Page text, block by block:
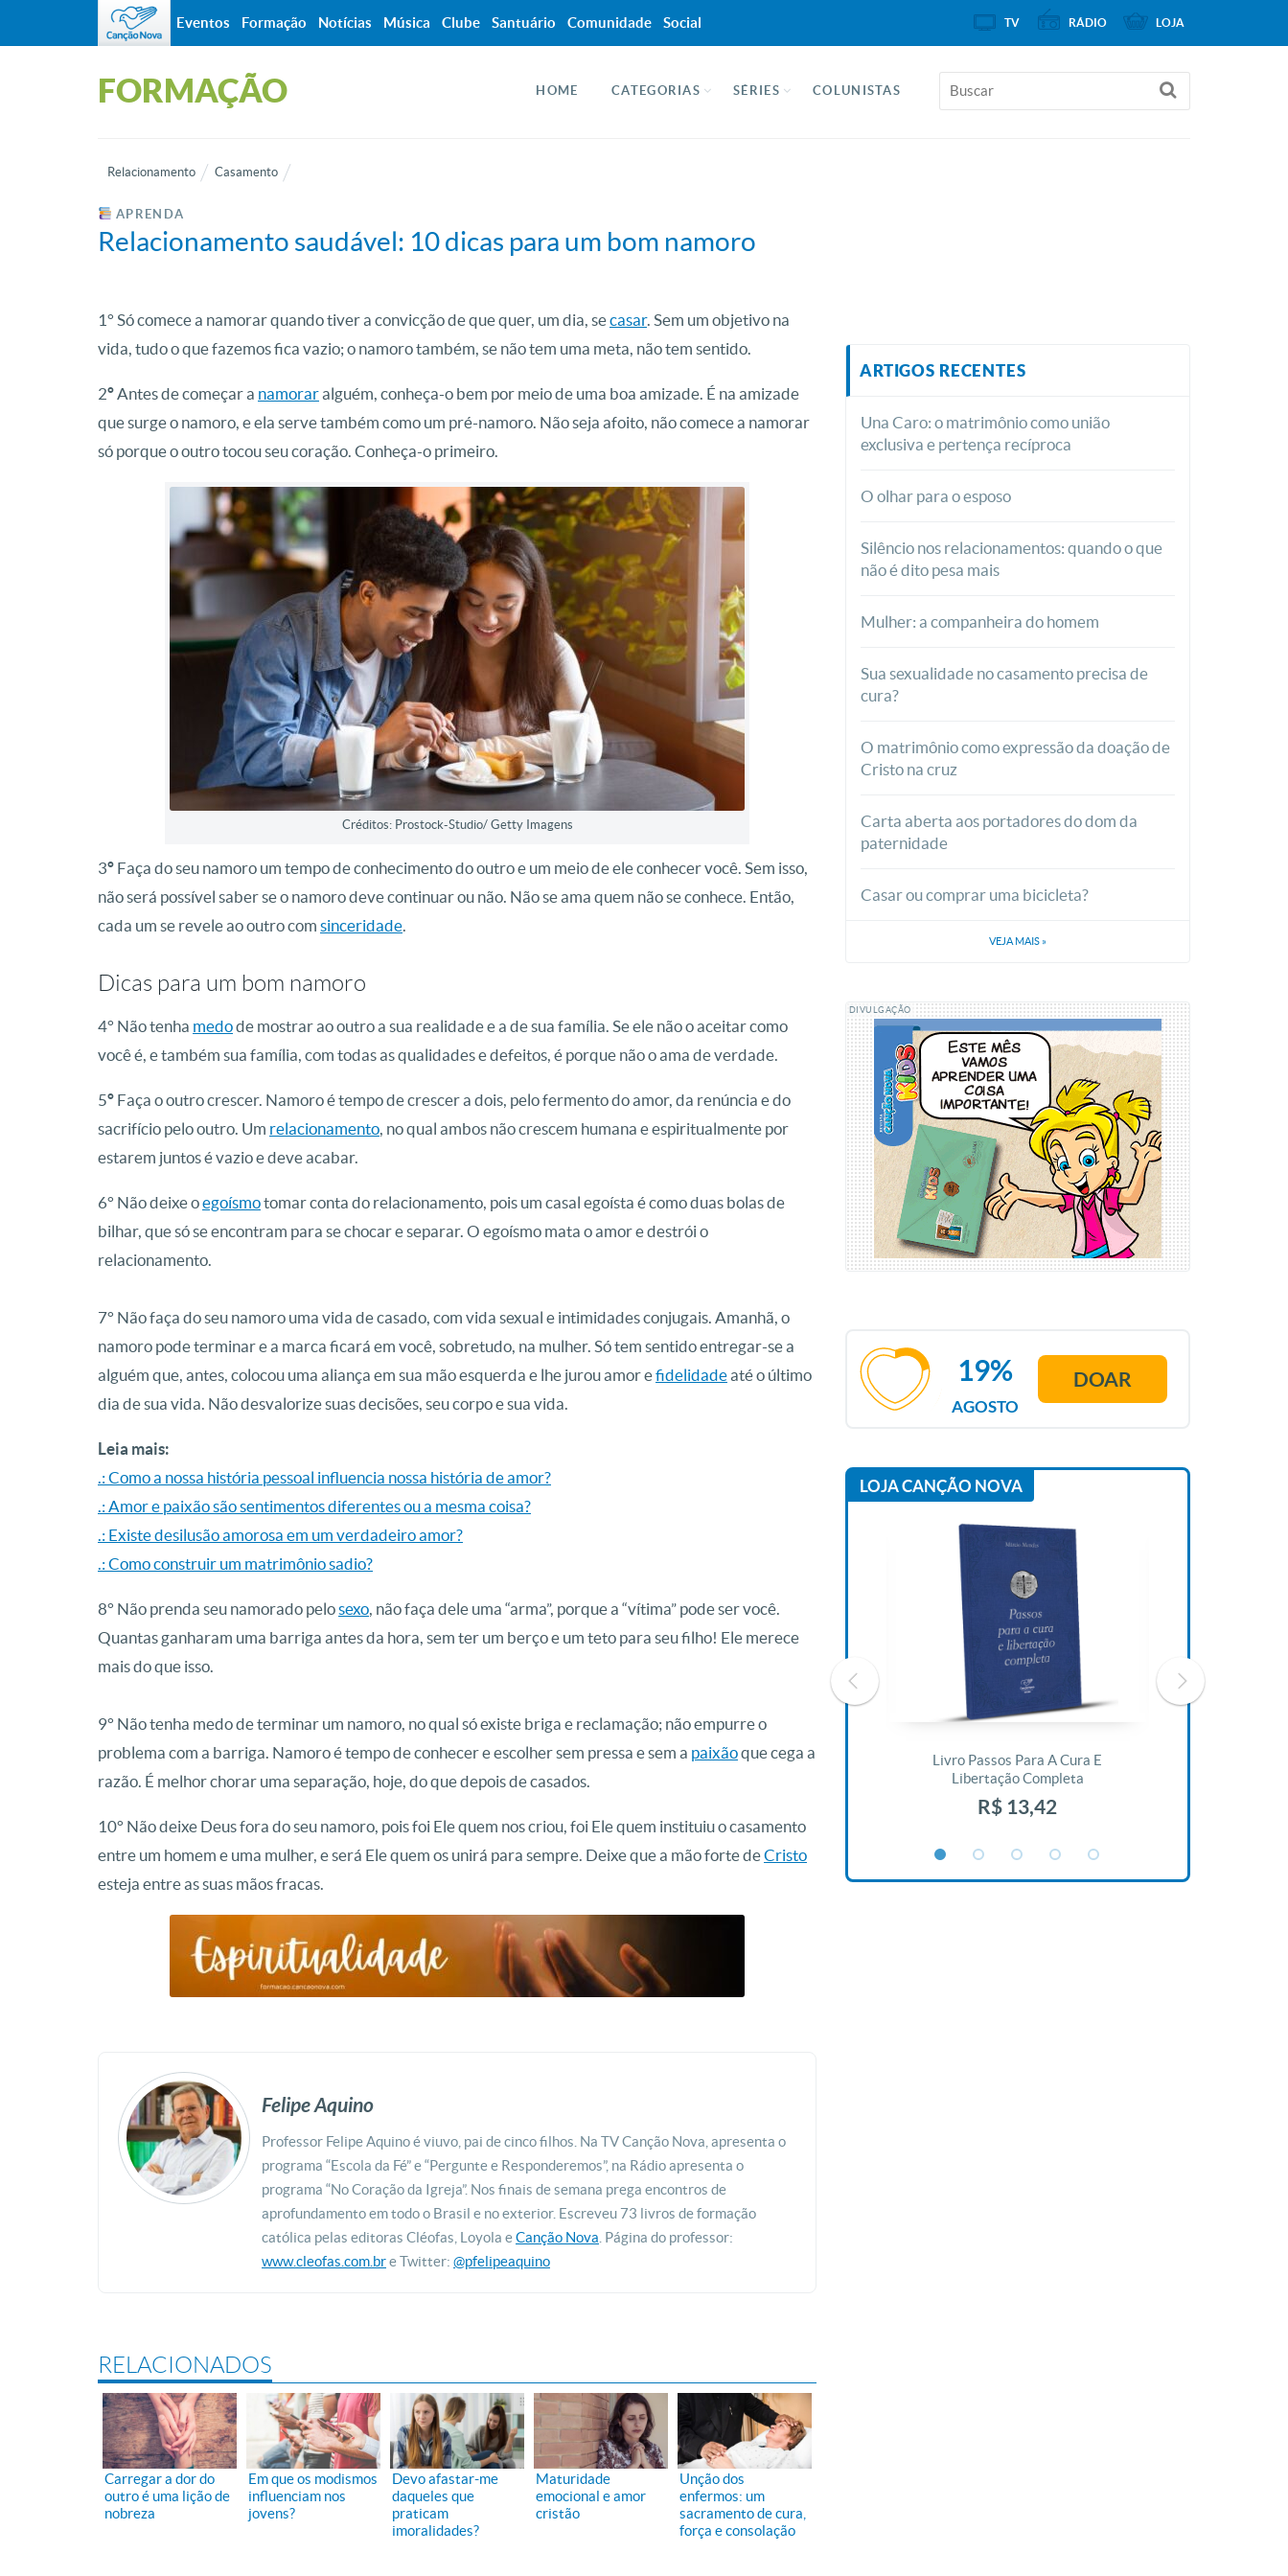
FORMAÇÃO HOME CATEGORIAS SÉRIES COLUNISTAS
Relacionamento Casamento
APRENDA
Relacionamento saudável: 10 dicas para um bom namoro
1° Só comece a namorar quando tiver a convicção de que quer, um dia, secasar. Sem um objetivo na
vida, tudo o que fazemos fica vazio; o namoro também, se não tem uma meta, não tem sentido.
2°Antes de começar a namoraralguém, conheça-o bem por meio de uma boa amizade. É na amizade
que surge o namoro, e ela serve também como um pré-namoro. Não seja afoito, não comece a namorar
só porque o outro tocou seu coração. Conheça-o primeiro.
Créditos: Prostock-Studio/ Getty Imagens
3° Faça do seu namoro um tempo de conhecimento do outro e um meio de ele conhecer você. Sem isso,
não será possível saber se o namoro deve continuar ou não. Não se ama quem não se conhece. Então,
cada um se revele ao outro com sinceridade.
Dicas para um bom namoro
4° Não tenha medode mostrar ao outro a sua realidade e a de sua família. Se ele não o aceitar como
você é, e também sua família, com todas as qualidades e defeitos, é porque não o ama de verdade.
5° Faça o outro crescer. Namoro é tempo de crescer a dois, pelo fermento do amor, da renúncia e do
sacrifício pelo outro. Um relacionamento, no qual ambos não crescem humana e espiritualmente por
estarem juntos é vazio e deve acabar.
6° Não deixe oegoísmotomar conta do relacionamento, pois um casal egoísta é como duas bolas de
bilhar, que só se encontram para se chocar e separar. O egoísmo mata o amor e destrói o
relacionamento.
7° Não faça do seu namoro uma vida de casado, com vida sexual e intimidades conjugais. Amanhã, o
namoro pode terminar e a marca ficará em você, sobretudo, na mulher. Só tem sentido entregar-se a
alguém que, antes, colocou uma aliança em sua mão esquerda e lhe jurou amor efidelidadeaté o último
dia de sua vida. Não desvalorize suas decisões, seu corpo e sua vida.
Leia mais:
.: Como a nossa história pessoal influencia nossa história de amor?
.: Amor e paixão são sentimentos diferentes ou a mesma coisa?
.: Existe desilusão amorosa em um verdadeiro amor?
.: Como construir um matrimônio sadio?
8° Não prenda seu namorado pelosexo, não faça dele uma “arma”, porque a “vítima” pode ser você.
Quantas ganharam uma barriga antes da hora, sem ter um berço e um teto para seu filho! Ele merece
mais do que isso.
9° Não tenha medo de terminar um namoro, no qual só existe briga e reclamação; não empurre o
problema com a barriga. Namoro é tempo de conhecer e escolher sem pressa e sem a paixãoque cega a
razão. É melhor chorar uma separação, hoje, do que depois de casados.
10° Não deixe Deus fora do seu namoro, pois foi Ele quem nos criou, foi Ele quem instituiu o casamento
entre um homem e uma mulher, e será Ele quem os unirá para sempre. Deixe que a mão forte deCristo
esteja entre as suas mãos fracas.
Felipe Aquino
Professor Felipe Aquino é viuvo, pai de cinco filhos. Na TV Canção Nova, apresenta o
programa “Escola da Fé” e “Pergunte e Responderemos”, na Rádio apresenta o
programa “No Coração da Igreja”. Nos finais de semana prega encontros de
aprofundamento em todo o Brasil e no exterior. Escreveu 73 livros de formação
católica pelas editoras Cléofas, Loyola eCanção Nova . Página do professor:
www.cleofas.com.bre Twitter: @pfelipeaquino
RELACIONADOS
Carregar a dor do
outro é uma lição de
nobreza
Em que os modismos
influenciam nos
jovens?
Devo afastar-me
daqueles que
praticam
imoralidades?
Maturidade
emocional e amor
cristão
Unção dos
enfermos: um
sacramento de cura,
força e consolação
ARTIGOS RECENTES
Una Caro: o matrimônio como união
exclusiva e pertença recíproca
O olhar para o esposo
Silêncio nos relacionamentos: quando o que
não é dito pesa mais
Mulher: a companheira do homem
Sua sexualidade no casamento precisa de
cura?
O matrimônio como expressão da doação de
Cristo na cruz
Carta aberta aos portadores do dom da
paternidade
Casar ou comprar uma bicicleta?
VEJA MAIS »
DIVULGAÇÃO
AGOSTO
19% DOAR
LOJA CANÇÃO NOVA
Livro O Padre: A História De
Livro Passos Para A Cura E
Libertação Completa
R$ 13,42
Eventos Formação Notícias Música Clube Santuário Comunidade Social TV RÁDIO LOJA